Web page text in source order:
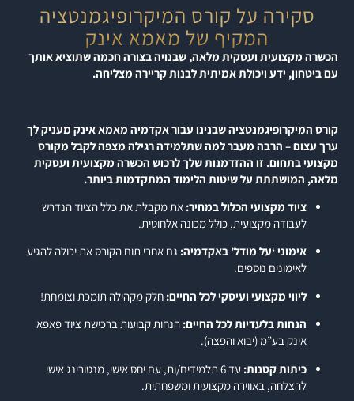
סקירה על קורס המיקרופיגמנטציה
המקיף של מאמא אינק
הכשרה מקצועית ועסקית מלאה, שבנויה בצורה חכמה שתוציא אותך
עם ביטחון, ידע ויכולת אמיתית לבנות קריירה מצליחה.
קורס המיקרופיגמנטציה שבנינו עבור אקדמיה מאמא אינק מעניק לך
ערך עצום – הרבה מעבר למה שתלמידה רגילה מצפה לקבל מקורס
מקצועי בתחום. זו ההזדמנות שלך לרכוש הכשרה מקצועית ועסקית
מלאה, המושתתת על שיטות הלימוד המתקדמות ביותר.
ציוד מקצועי הכלול במחיר: את מקבלת את כלל הציוד הנדרש
לעבודה מקצועית, כולל מכונה אלחוטית.
אימוני ‘על מודל’ באקדמיה: גם אחרי תום הקורס את יכולה להגיע
לאימונים נוספים.
ליווי מקצועי ועיסקי לכל החיים: חלק מקהילה תומכת וצומחת!
הנחות בלעדיות לכל החיים: הנחות קבועות ברכישת ציוד פאפא
אינק בע”מ (יבוא והפצה).
כיתות קטנות:
עד 6 תלמידים/ות, עם יחס אישי, מנטורינג אישי
להצלחה, באווירה מקצועית ומשפחתית.